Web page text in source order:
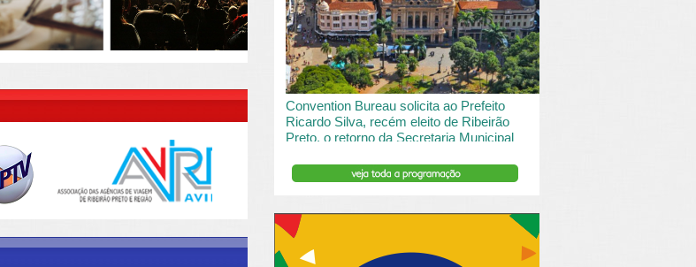
INSERIR DESCRIÇÃO DO POST/PAGINAS
passaros....
Convention Bureau solicita ao Prefeito
Ricardo Silva, recém eleito de Ribeirão
Preto, o retorno da Secretaria Municipal
O Ribeirão Preto e Região Convention & Visitors Bureau